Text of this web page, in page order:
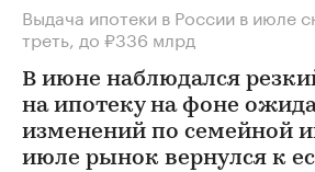
Выдача ипотеки в России в июле
треть, до ₽336 млрд
В июне наблюдался
на ипотеку на фоне
изменений по семейной
июле рынок вернулся к